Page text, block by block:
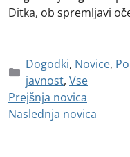
Ditka, ob spremljavi
Dogodki, Novice,
javnost, Vse
Prejšnja novica
Naslednja novica